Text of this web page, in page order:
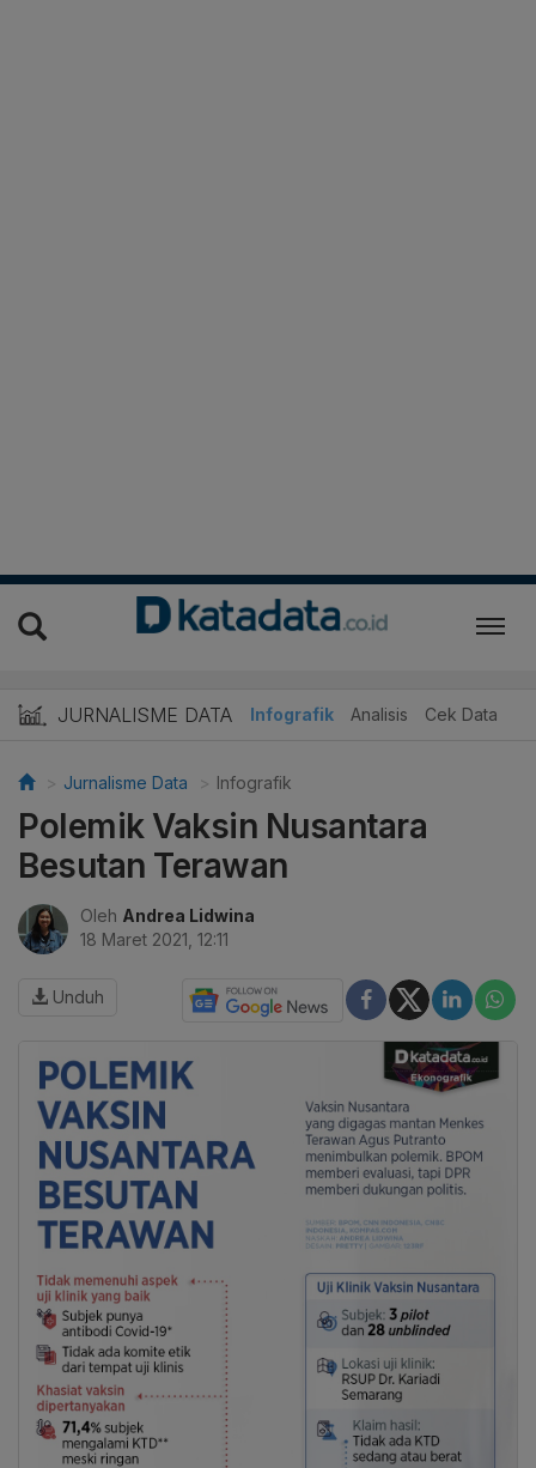
JURNALISME DATA Infografik Analisis Cek Data
Jurnalisme Data Infografik
Polemik Vaksin Nusantara
Besutan Terawan
Oleh Andrea Lidwina
18 Maret 2021, 12:11
Unduh